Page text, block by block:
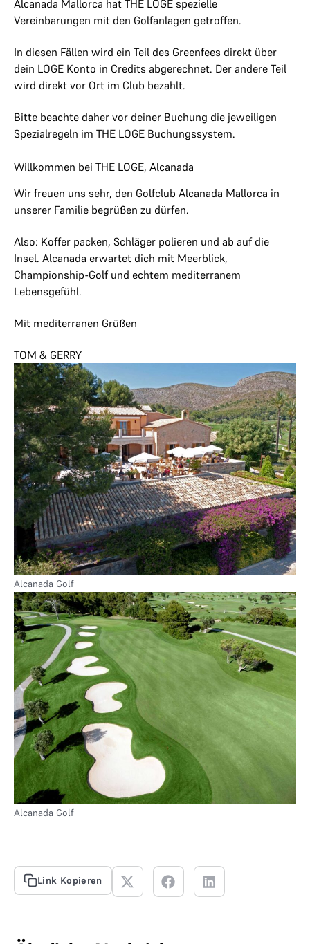
Alcanada Mallorca hat THE LOGE spezielle
Vereinbarungen mit den Golfanlagen getroffen.
In diesen Fällen wird ein Teil des Greenfees direkt über
dein LOGE Konto in Credits abgerechnet. Der andere Teil
wird direkt vor Ort im Club bezahlt.
Bitte beachte daher vor deiner Buchung die jeweiligen
Spezialregeln im THE LOGE Buchungssystem.
Willkommen bei THE LOGE, Alcanada
Wir freuen uns sehr, den Golfclub Alcanada Mallorca in
unserer Familie begrüßen zu dürfen.
Also: Koffer packen, Schläger polieren und ab auf die
Insel. Alcanada erwartet dich mit Meerblick,
Championship-Golf und echtem mediterranem
Lebensgefühl.
Mit mediterranen Grüßen
TOM & GERRY
Alcanada Golf
Alcanada Golf
Link Kopieren